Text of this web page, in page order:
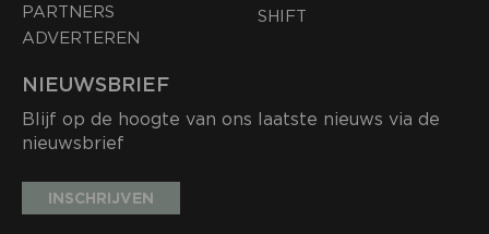
PARTNERS
ADVERTEREN
SHIFT
NIEUWSBRIEF
Blijf op de hoogte van ons laatste nieuws via de
nieuwsbrief
INSCHRIJVEN